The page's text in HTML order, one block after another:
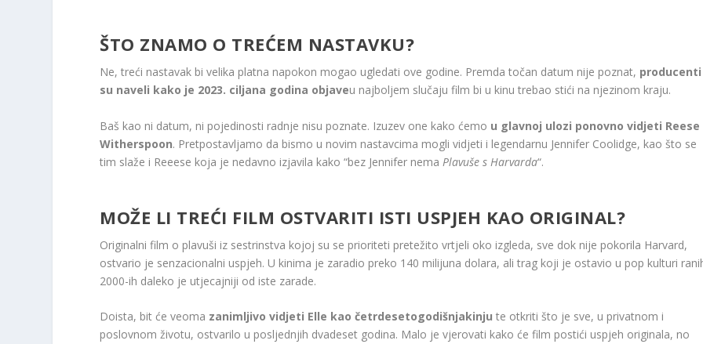
ŠTO ZNAMO O TREĆEM NASTAVKU?
Ne, treći nastavak bi velika platna napokon mogao ugledati ove godine. Premda točan datum nije poznat, producenti
su naveli kako je 2023. ciljana godina objaveu najboljem slučaju film bi u kinu trebao stići na njezinom kraju.
Baš kao ni datum, ni pojedinosti radnje nisu poznate. Izuzev one kako ćemo u glavnoj ulozi ponovno vidjeti Reese
Witherspoon. Pretpostavljamo da bismo u novim nastavcima mogli vidjeti i legendarnu Jennifer Coolidge, kao što se
tim slaže i Reeese koja je nedavno izjavila kako “bez Jennifer nema Plavuše s Harvarda“.
MOŽE LI TREĆI FILM OSTVARITI ISTI USPJEH KAO ORIGINAL?
Originalni film o plavuši iz sestrinstva kojoj su se prioriteti pretežito vrtjeli oko izgleda, sve dok nije pokorila Harvard,
ostvario je senzacionalni uspjeh. U kinima je zaradio preko 140 milijuna dolara, ali trag koji je ostavio u pop kulturi
2000-ih daleko je utjecajniji od iste zarade.
Doista, bit će veoma zanimljivo vidjeti Elle kao četrdesetogodišnjakinju te otkriti što je sve, u privatnom i
poslovnom životu, ostvarilo u posljednjih dvadeset godina. Malo je vjerovati kako će film postići uspjeh originala, no